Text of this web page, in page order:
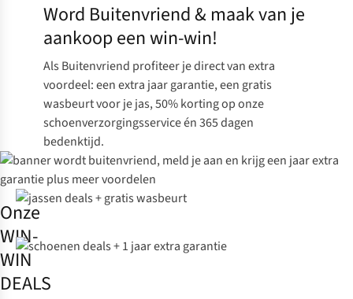
Word Buitenvriend & maak van je
aankoop een win-win!
Als Buitenvriend profiteer je direct van extra
voordeel: een extra jaar garantie, een gratis
wasbeurt voor je jas, 50% korting op onze
schoenverzorgingsservice én 365 dagen
bedenktijd.
Onze
WIN-
WIN
DEALS